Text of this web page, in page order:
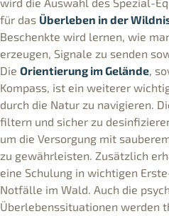
für das Überleben in der
Beschenkte wird lernen, wie
erzeugen, Signale zu senden
Die Orientierung im Gelände,
Kompass, ist ein weiterer
durch die Natur zu navigieren.
filtern und sicher zu
um die Versorgung mit
zu gewährleisten. Zusätzlich
eine Schulung in wichtigen
Notfälle im Wald. Auch die
Überlebenssituationen werden